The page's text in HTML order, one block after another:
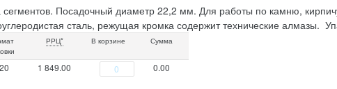
сегментов. Посадочный диаметр 22,2 мм. Для работы по камню,
сталь, режущая кромка содержит технические алмазы.
РРЦ* В корзине Сумма
1 849.00 0.00